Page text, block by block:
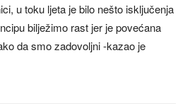
u toku ljeta je bilo nešto isključenja
bilježimo rast jer je povećana
da smo zadovoljni -kazao je